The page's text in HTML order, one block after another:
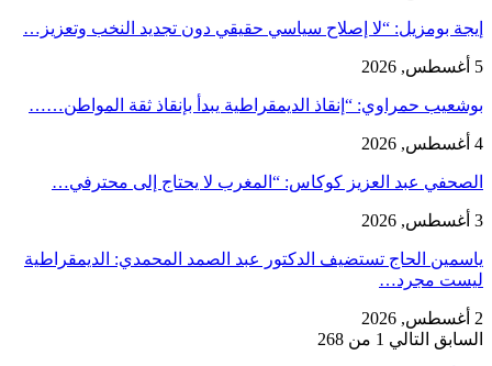
إيجة بومزيل: “لا إصلاح سياسي حقيقي دون تجديد النخب وتعزيز…
5 أغسطس, 2026
بوشعيب حمراوي: “إنقاذ الديمقراطية يبدأ بإنقاذ ثقة المواطن……
4 أغسطس, 2026
الصحفي عبد العزيز كوكاس: “المغرب لا يحتاج إلى محترفي…
3 أغسطس, 2026
ياسمين الحاج تستضيف الدكتور عبد الصمد المحمدي: الديمقراطية
ليست مجرد…
2 أغسطس, 2026
السابق التالي 1 من 268